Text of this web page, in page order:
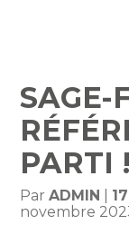
SAGE-
PARTI !
ParADMIN
novembre